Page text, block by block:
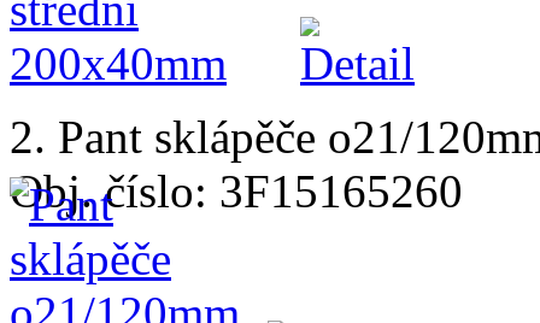
2. Pant sklápěče o21/
Obj. číslo: 3F15165260